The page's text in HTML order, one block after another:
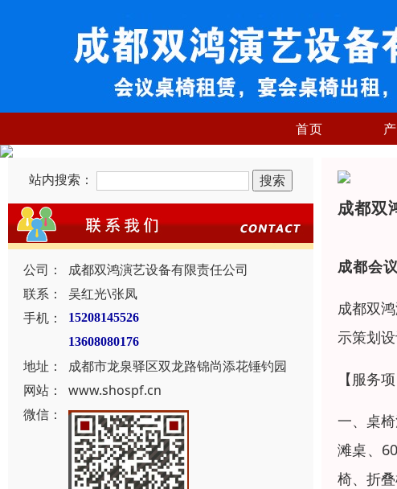
首页
站内搜索：
公司：
成都双鸿演艺设备有限责任公司
联系：
吴红光\张凤
手机：
15208145526
13608080176
地址：
成都市龙泉驿区双龙路锦尚添花锤钓园
网站：
www.shospf.cn
微信：
成都双
成都会
成都双
示策划
【服务项
一、桌
滩桌、
椅、折